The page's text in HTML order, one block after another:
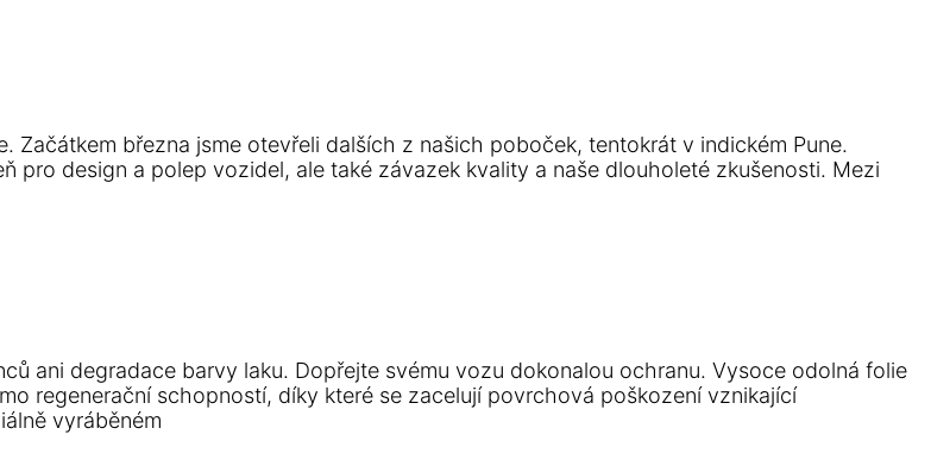
Začátkem března jsme otevřeli dalších z našich poboček, tentokrát v indickém Pune.
pro design a polep vozidel, ale také závazek kvality a naše dlouholeté zkušenosti. Mezi
ani degradace barvy laku. Dopřejte svému vozu dokonalou ochranu. Vysoce odolná folie
regenerační schopností, díky které se zacelují povrchová poškození vznikající
vyráběném